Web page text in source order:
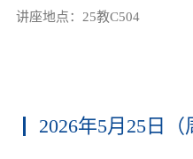
讲座地点：25教C504
2026年5月25日（